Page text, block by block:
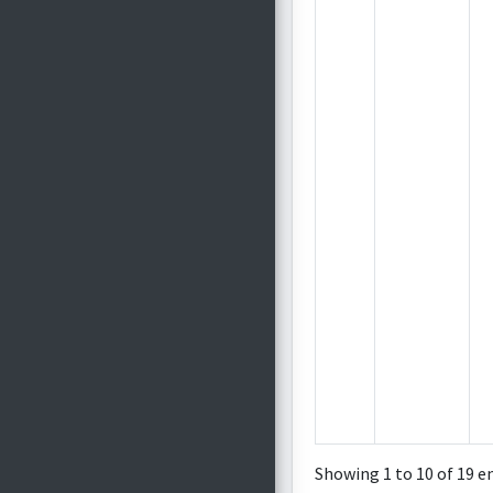
Showing 1 to 10 of 19